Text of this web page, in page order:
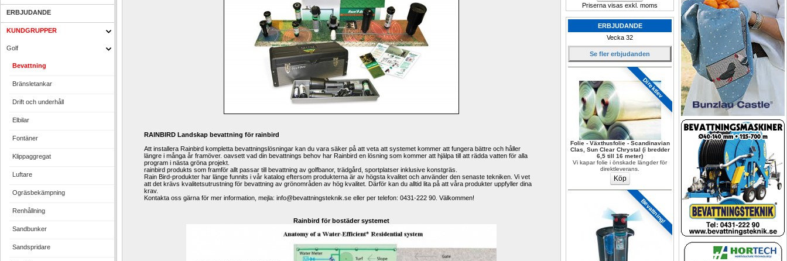
ERBJUDANDE
KUNDGRUPPER
Golf
Bevattning
Bränsletankar
Drift och underhåll
Elbilar
Fontäner
Klippaggregat
Luftare
Ogräsbekämpning
Renhållning
Sandbunker
Sandspridare
Priserna visas exkl. moms
ERBJUDANDE
Vecka 32
Se fler erbjudanden
Direktlev
Folie - Växthusfolie - Scandinavian
Clas, Sun Clear Chrystal (i bredder
6,5 till 16 meter)
Vi kapar folie i önskade längder för
direktleverans.
Bevattning!
RAINBIRD Landskap bevattning för rainbird
Att installera Rainbird kompletta bevattningslösningar kan du vara säker på att veta att systemet kommer att fungera bättre och håller
längre i många år framöver. oavsett vad din bevattnings behov har Rainbird en lösning som kommer att hjälpa till att rädda vatten för alla
program i nästa gröna projekt.
rainbird produkts som framför allt passar till bevattning av golfbanor, trädgård, sportplatser inklusive konstgräs.
Rain Bird-produkter har länge funnits i vår katalog eftersom produkterna är av högsta kvalitet och använder den senaste tekniken. Vi vet
att det krävs kvalitetsutrustning för bevattning av grönområden av hög kvalitet. Därför kan du alltid lita på att våra produkter uppfyller dina
krav.
Kontakta oss gärna för mer information, mejla: info@bevattningsteknik.se eller per telefon: 0431-222 90. Välkommen!
Rainbird för bostäder systemet